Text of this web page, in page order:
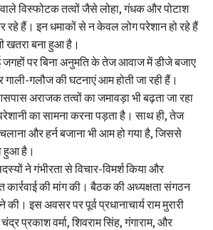
विस्फोटक तत्वों जैसे लोहा, गंधक और पोटाश
रहे हैं। इन धमाकों से न केवल लोग परेशान हो रहे हैं
खतरा बना हुआ है।
जगहों पर बिना अनुमति के तेज आवाज में डीजे बजाए
गलौज की घटनाएं आम होती जा रही हैं।
अराजक तत्वों का जमावड़ा भी बढ़ता जा रहा
का सामना करना पड़ता है। साथ ही, तेज
और हर्न बजाना भी आम हो गया है, जिससे
हुआ है।
ने गंभीरता से विचार-विमर्श किया और
कार्रवाई की मांग की। बैठक की अध्यक्षता संगठन
की। इस अवसर पर पूर्व प्रधानाचार्य राम मुरारी
प्रकाश वर्मा, शिवराम सिंह, गंगाराम, और